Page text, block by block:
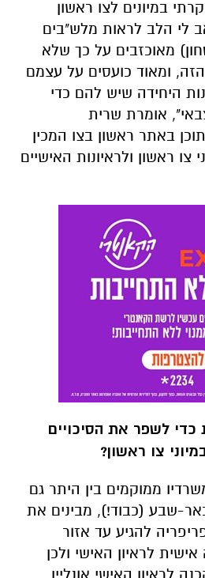
במיונים לצו ראשון
לי הלב לראות מלש"בים
מאוכזבים על כך שלא
הזה, ומאוד כועסים על עצמם
היחידה שיש להם כדי
אומרת שרית
באתר ראשון בצו המכין
צו ראשון ולראיונות האישיים
לשפר את הסיכויים
צו ראשון?
ממוקמים בין היתר גם
שבע (כבוד!), מבינים את
להגיע עד אזור
לראיון האישי ולכן
לראיון האישי אונליין .